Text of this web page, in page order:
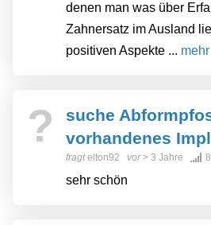
denen man was über
Zahnersatz im Ausland
positiven Aspekte ... mehr
?
suche
vorhandenes
fragtelton92 vor> 3 Jahre
sehr schön